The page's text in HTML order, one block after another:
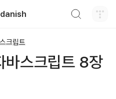
크립트
바스크립트 8장